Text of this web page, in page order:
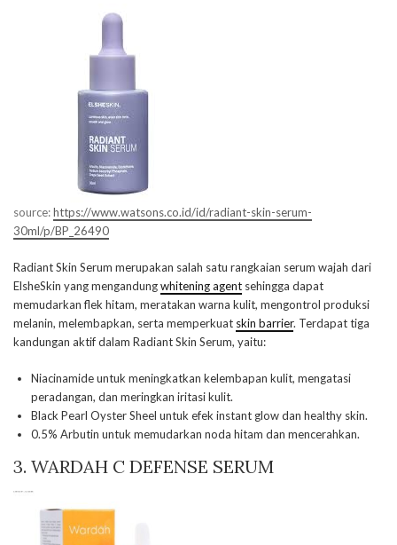
source:https://www.watsons.co.id/id/radiant-skin-serum-
30ml/p/BP_26490
Radiant Skin Serum merupakan salah satu rangkaian serum wajah dari
ElsheSkin yang mengandungwhitening agent sehingga dapat
memudarkan flek hitam, meratakan warna kulit, mengontrol produksi
melanin, melembapkan, serta memperkuat skin barrier. Terdapat tiga
kandungan aktif dalam Radiant Skin Serum, yaitu:
Niacinamide untuk meningkatkan kelembapan kulit, mengatasi
peradangan, dan meringkan iritasi kulit.
Black Pearl Oyster Sheel untuk efek instant glow dan healthy skin.
0.5% Arbutin untuk memudarkan noda hitam dan mencerahkan.
3. WARDAH C DEFENSE SERUM